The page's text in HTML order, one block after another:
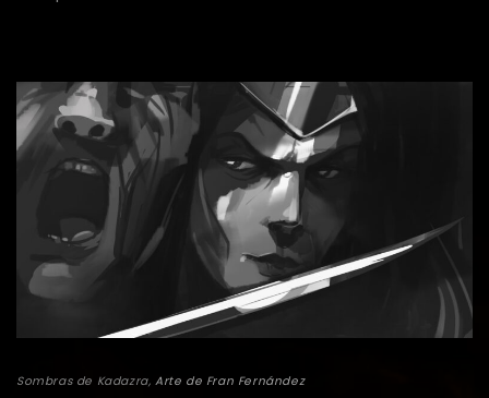
Sombras de Kadazra, Arte de Fran Fernández